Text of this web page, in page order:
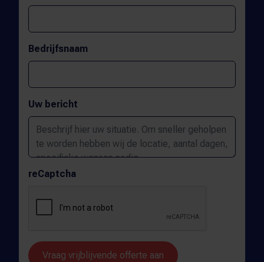
Bedrijfsnaam
Uw bericht
reCaptcha
Vraag vrijblijvende offerte aan